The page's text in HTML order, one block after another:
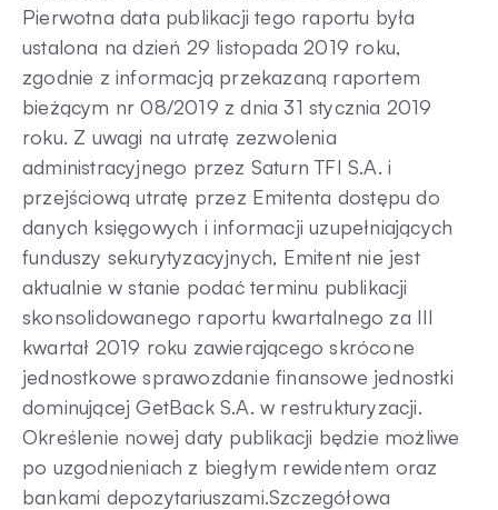
Pierwotna data publikacji tego raportu była
ustalona na dzień 29 listopada 2019 roku,
zgodnie z informacją przekazaną raportem
bieżącym nr 08/2019 z dnia 31 stycznia 2019
roku. Z uwagi na utratę zezwolenia
administracyjnego przez Saturn TFI S.A. i
przejściową utratę przez Emitenta dostępu do
danych księgowych i informacji uzupełniających
funduszy sekurytyzacyjnych, Emitent nie jest
aktualnie w stanie podać terminu publikacji
skonsolidowanego raportu kwartalnego za III
kwartał 2019 roku zawierającego skrócone
jednostkowe sprawozdanie finansowe jednostki
dominującej GetBack S.A. w restrukturyzacji.
Określenie nowej daty publikacji będzie możliwe
po uzgodnieniach z biegłym rewidentem oraz
bankami depozytariuszami.Szczegółowa